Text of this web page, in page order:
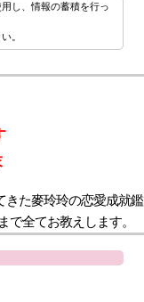
し、情報の蓄積を行っ
。
きた麥玲玲の恋愛成就鑑
全てお教えします。